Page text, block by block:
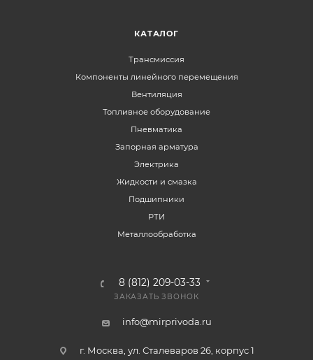
КАТАЛОГ
Трансмиссия
Компоненты линейного перемещения
Вентиляция
Топливное оборудование
Пневматика
Запорная арматура
Электрика
Жидкости и смазка
Подшипники
РТИ
Металлообработка
8 (812) 209-03-33
ЗАКАЗАТЬ ЗВОНОК
info@mirprivoda.ru
г. Москва, ул. Сталеваров 26, корпус 1